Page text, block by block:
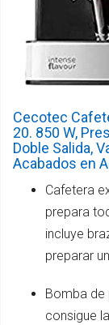
Cecotec
20. 850 W,
Doble Salida,
Acabados en
Cafetera
prepara
incluye
preparar
Bomba de
consigue